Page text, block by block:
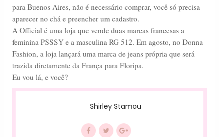
para Buenos Aires, não é necessário comprar, você só precisa
aparecer no chá e preencher um cadastro.
A Official é uma loja que vende duas marcas francesas a
feminina PSSSY e a masculina RG 512. Em agosto, no Donna
Fashion, a loja lançará uma marca de jeans própria que será
trazida diretamente da França para Floripa.
Eu vou lá, e você?
Shirley Stamou